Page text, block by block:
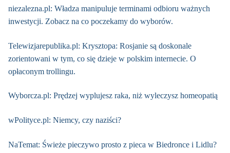
niezalezna.pl: Władza manipuluje terminami odbioru ważnych
inwestycji. Zobacz na co poczekamy do wyborów.
Telewizjarepublika.pl: Krysztopa: Rosjanie są doskonale
zorientowani w tym, co się dzieje w polskim internecie. O
opłaconym trollingu.
Wyborcza.pl: Prędzej wyplujesz raka, niż wyleczysz homeopatią
wPolityce.pl: Niemcy, czy naziści?
NaTemat: Świeże pieczywo prosto z pieca w Biedronce i Lidlu?